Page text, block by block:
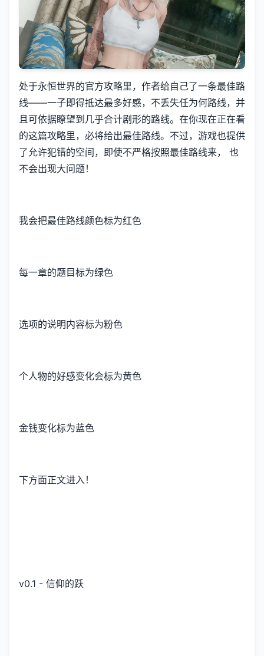
处于永恒世界的官方攻略里，作者给自己了一条最佳路
线——一子即得抵达最多好感，不丢失任为何路线，并
且可依据瞭望到几乎合计剧形的路线。在你现在正在看
的这篇攻略里，必将给出最佳路线。不过，游戏也提供
了允许犯错的空间，即使不严格按照最佳路线来， 也
不会出现大问题！
我会把最佳路线颜色标为红色
每一章的题目标为绿色
选项的说明内容标为粉色
个人物的好感变化会标为黄色
金钱变化标为蓝色
下方面正文进入！
v0.1 - 信仰的跃